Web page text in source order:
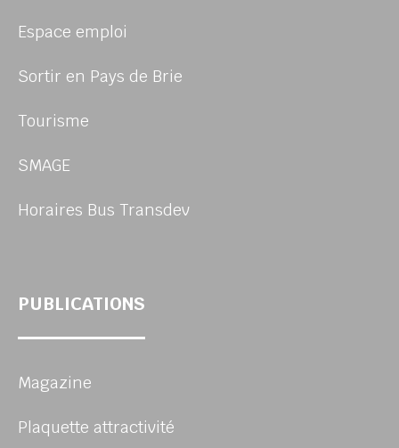
Espace emploi
Sortir en Pays de Brie
Tourisme
SMAGE
Horaires Bus Transdev
PUBLICATIONS
Magazine
Plaquette attractivité